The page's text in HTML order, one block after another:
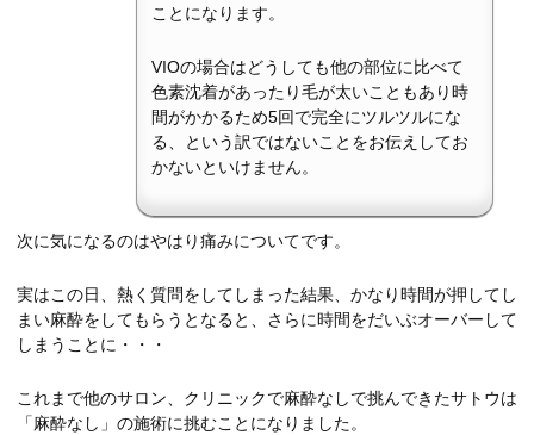
ことになります。
VIOの場合はどうしても他の部位に比べて
色素沈着があったり毛が太いこともあり時
間がかかるため5回で完全にツルツルにな
る、という訳ではないことをお伝えしてお
かないといけません。
次に気になるのはやはり痛みについてです。
実はこの日、熱く質問をしてしまった結果、かなり時間が押してし
まい麻酔をしてもらうとなると、さらに時間をだいぶオーバーして
しまうことに・・・
これまで他のサロン、クリニックで麻酔なしで挑んできたサトウは
「麻酔なし」の施術に挑むことになりました。